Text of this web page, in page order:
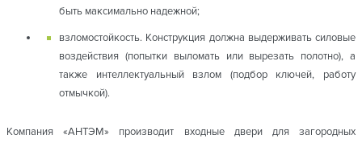
быть максимально надежной;
взломостойкость. Конструкция должна выдерживать силовые
воздействия (попытки выломать или вырезать полотно), а
также интеллектуальный взлом (подбор ключей, работу
отмычкой).
Компания «АНТЭМ» производит входные двери для загородных